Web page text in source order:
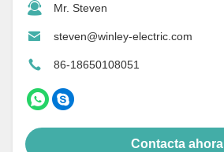
Mr. Steven
steven@winley-electric.com
86-18650108051
Contacta ahora